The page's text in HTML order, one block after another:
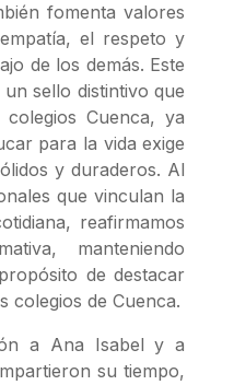
fomenta valores
el respeto y
de los demás. Este
sello distintivo que
Cuenca, ya
para la vida exige
y duraderos. Al
que vinculan la
reafirmamos
manteniendo
de destacar
colegios de Cuenca.
a Ana Isabel y a
su tiempo,